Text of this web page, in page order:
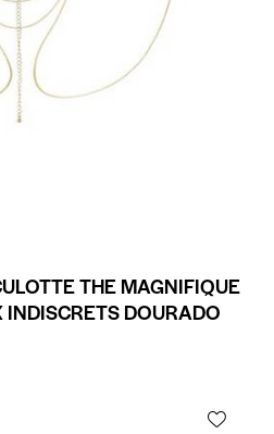
THE MAGNIFIQUE
DOURADO